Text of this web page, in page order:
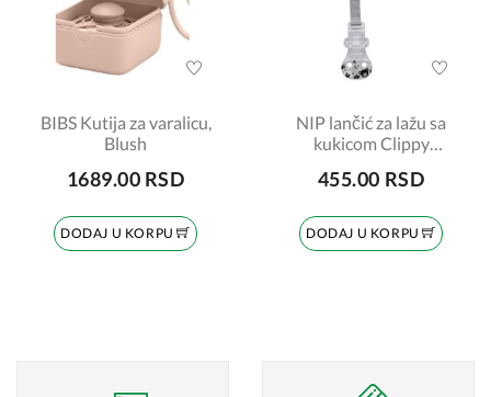
BIBS Kutija za varalicu,
Blush
1689.00 RSD
DODAJ U KORPU
NIP lančić za lažu sa
kukicom Clippy
455.00 RSD
DODAJ U KORPU